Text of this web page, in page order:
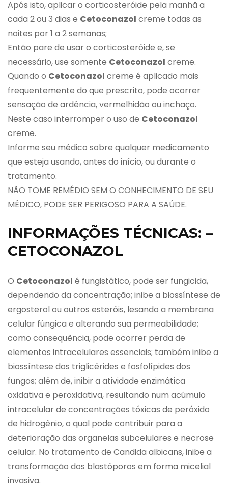
Após isto, aplicar o corticosteróide pela manhã a
cada 2 ou 3 dias e Cetoconazol creme todas as
noites por 1 a 2 semanas;
Então pare de usar o corticosteróide e, se
necessário, use somente Cetoconazol creme.
Quando o Cetoconazol creme é aplicado mais
frequentemente do que prescrito, pode ocorrer
sensação de ardência, vermelhidão ou inchaço.
Neste caso interromper o uso de Cetoconazol
creme.
Informe seu médico sobre qualquer medicamento
que esteja usando, antes do início, ou durante o
tratamento.
NÃO TOME REMÉDIO SEM O CONHECIMENTO DE SEU
MÉDICO, PODE SER PERIGOSO PARA A SAÚDE.
INFORMAÇÕES TÉCNICAS: –
CETOCONAZOL
O Cetoconazol é fungistático, pode ser fungicida,
dependendo da concentração; inibe a biossíntese de
ergosterol ou outros esteróis, lesando a membrana
celular fúngica e alterando sua permeabilidade;
como consequência, pode ocorrer perda de
elementos intracelulares essenciais; também inibe a
biossíntese dos triglicérides e fosfolípides dos
fungos; além de, inibir a atividade enzimática
oxidativa e peroxidativa, resultando num acúmulo
intracelular de concentrações tóxicas de peróxido
de hidrogênio, o qual pode contribuir para a
deterioração das organelas subcelulares e necrose
celular. No tratamento de Candida albicans, inibe a
transformação dos blastóporos em forma micelial
invasiva.